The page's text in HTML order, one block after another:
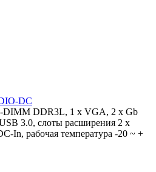
DC
DIMM DDR3L, 1 х VGA, 2 x Gb
3.0, слоты расширения 2 x
In, рабочая температура -20 ~ +